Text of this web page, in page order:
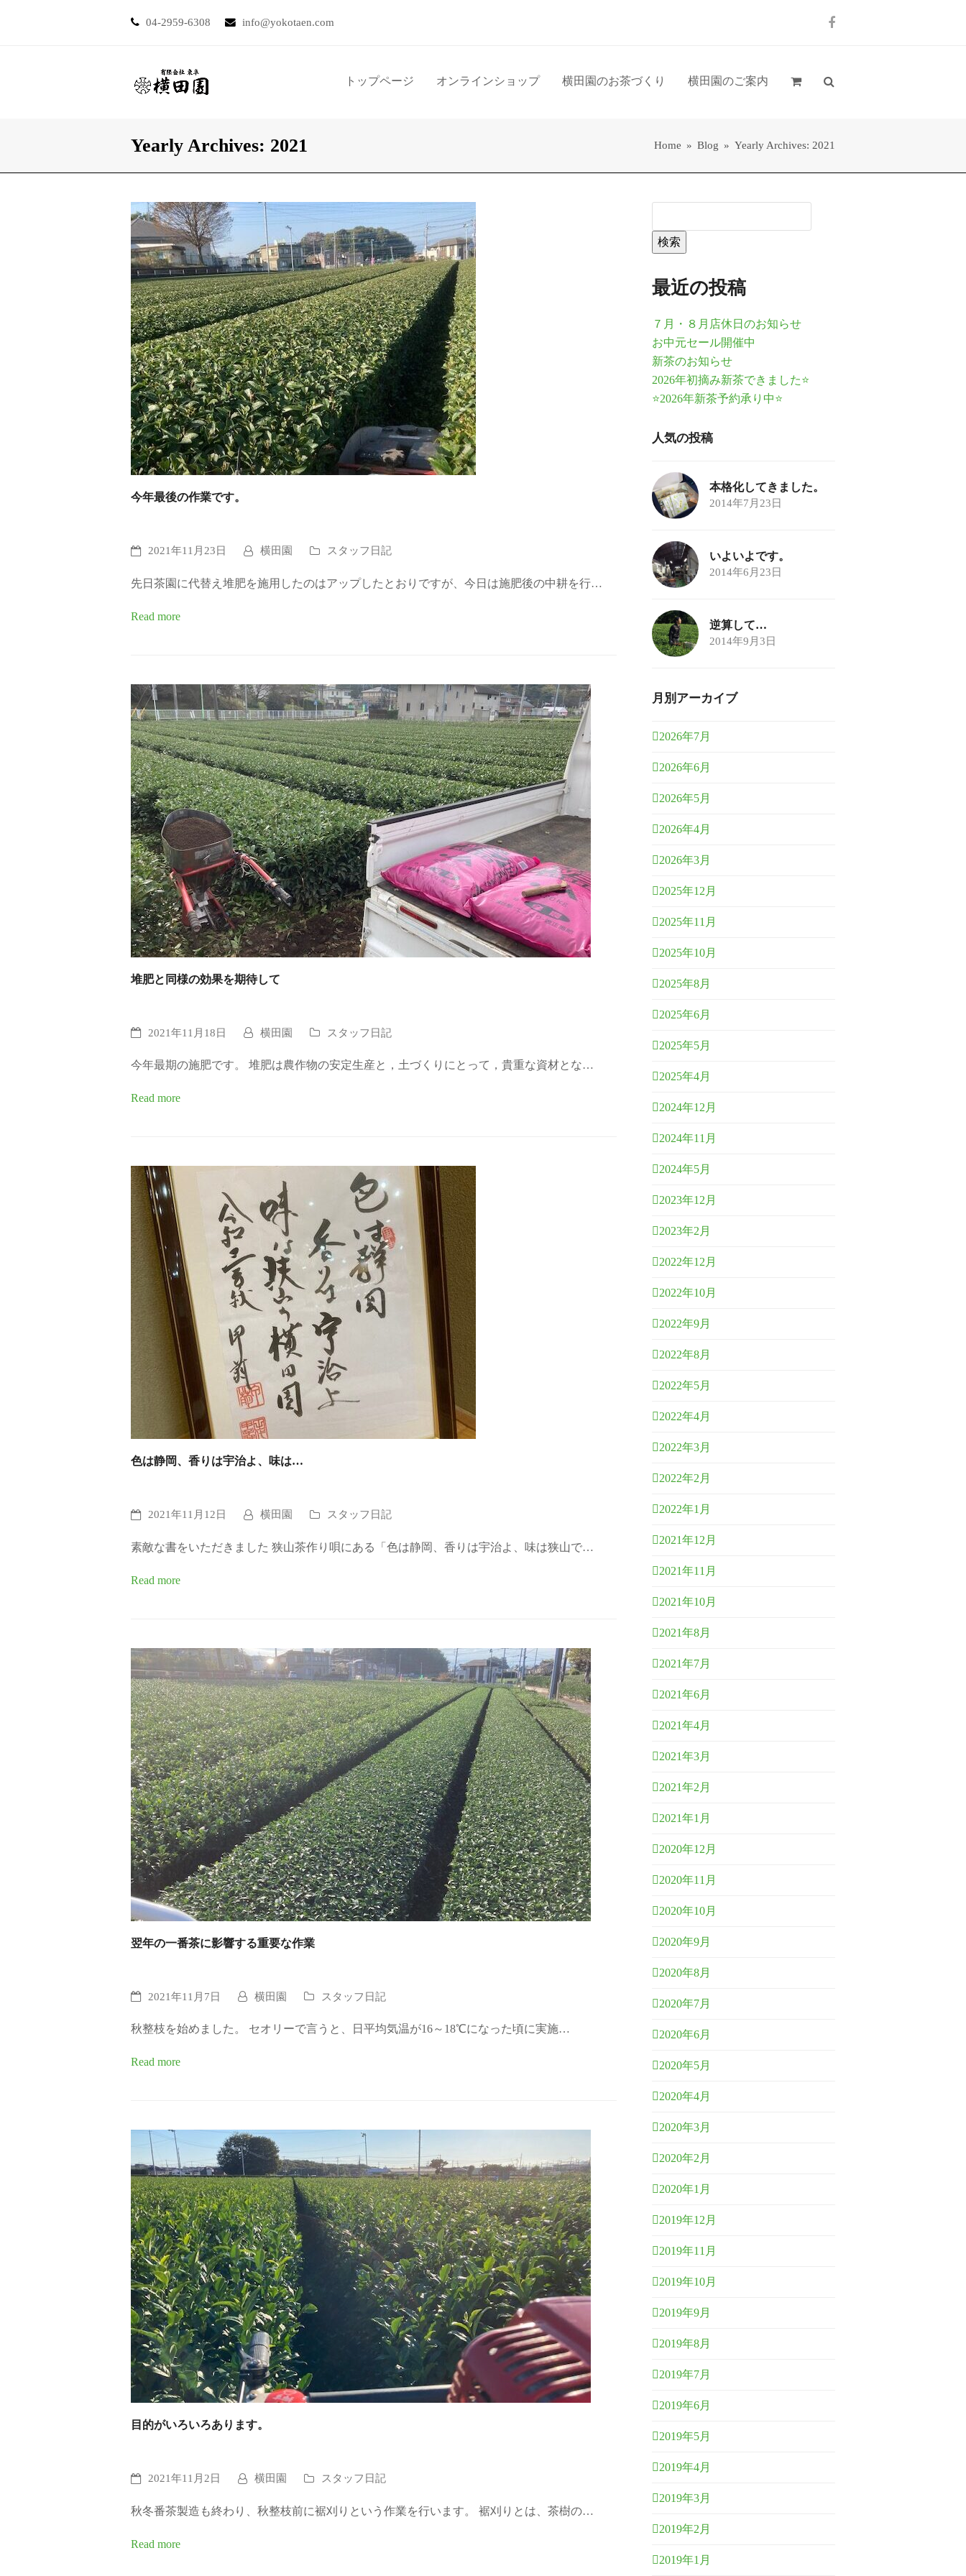
04-2959-6308 info@yokotaen.com Facebook
トップページ オンラインショップ 横田園のお茶づくり 横田園のご案内
Yearly Archives: 2021 Home » Blog » Yearly Archives: 2021
今年最後の作業です。
2021年11月23日 横田園 スタッフ日記
先日茶園に代替え堆肥を施用したのはアップしたとおりですが、今日は施肥後の中耕を行…
Read more
堆肥と同様の効果を期待して
2021年11月18日 横田園 スタッフ日記
今年最期の施肥です。 堆肥は農作物の安定生産と，土づくりにとって，貴重な資材とな…
Read more
色は静岡、香りは宇治よ、味は…
2021年11月12日 横田園 スタッフ日記
素敵な書をいただきました 狭山茶作り唄にある「色は静岡、香りは宇治よ、味は狭山で…
Read more
翌年の一番茶に影響する重要な作業
2021年11月7日 横田園 スタッフ日記
秋整枝を始めました。 セオリーで言うと、日平均気温が16～18℃になった頃に実施…
Read more
目的がいろいろあります。
2021年11月2日 横田園 スタッフ日記
秋冬番茶製造も終わり、秋整枝前に裾刈りという作業を行います。 裾刈りとは、茶樹の…
Read more
検索
最近の投稿
７月・８月店休日のお知らせ
お中元セール開催中
新茶のお知らせ
2026年初摘み新茶できました⭐
⭐2026年新茶予約承り中⭐
人気の投稿
本格化してきました。
2014年7月23日
いよいよです。
2014年6月23日
逆算して…
2014年9月3日
月別アーカイブ
2026年7月
2026年6月
2026年5月
2026年4月
2026年3月
2025年12月
2025年11月
2025年10月
2025年8月
2025年6月
2025年5月
2025年4月
2024年12月
2024年11月
2024年5月
2023年12月
2023年2月
2022年12月
2022年10月
2022年9月
2022年8月
2022年5月
2022年4月
2022年3月
2022年2月
2022年1月
2021年12月
2021年11月
2021年10月
2021年8月
2021年7月
2021年6月
2021年4月
2021年3月
2021年2月
2021年1月
2020年12月
2020年11月
2020年10月
2020年9月
2020年8月
2020年7月
2020年6月
2020年5月
2020年4月
2020年3月
2020年2月
2020年1月
2019年12月
2019年11月
2019年10月
2019年9月
2019年8月
2019年7月
2019年6月
2019年5月
2019年4月
2019年3月
2019年2月
2019年1月